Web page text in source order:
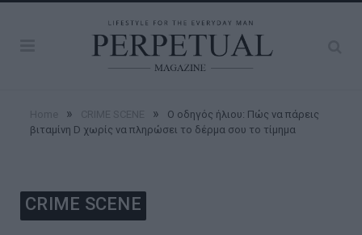
» »
Ο οδηγός ήλιου: Πώς να πάρεις
βιταμίνη D χωρίς να πληρώσει το δέρμα σου το τίμημα
CRIME SCENE